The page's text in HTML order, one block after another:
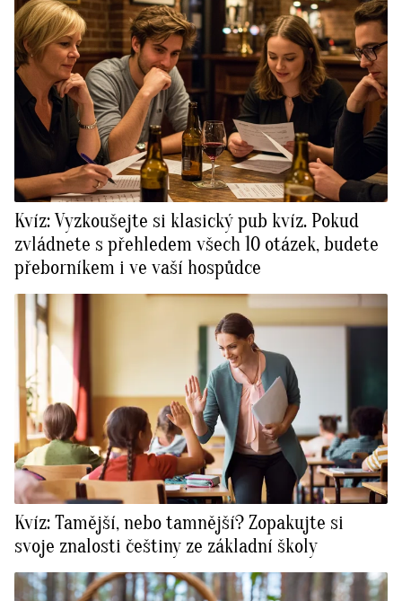
Kvíz: Vyzkoušejte si klasický pub kvíz. Pokud
zvládnete s přehledem všech 10 otázek, budete
přeborníkem i ve vaší hospůdce
Kvíz: Tamější, nebo tamnější? Zopakujte si
svoje znalosti češtiny ze základní školy